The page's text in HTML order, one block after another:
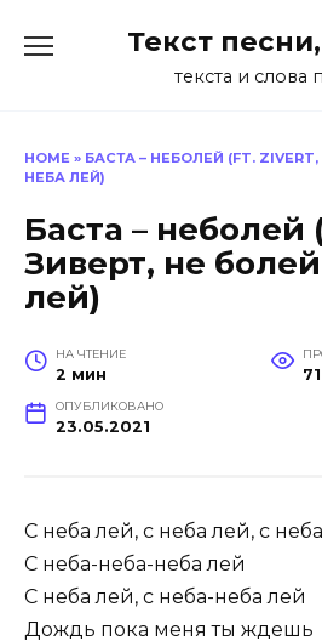
Текст
текста и слова
HOME » БАСТА – НЕБОЛЕЙ (FT.
НЕБА ЛЕЙ)
Баста – неболей
Зиверт, не
лей)
НА ЧТЕНИЕ
2 мин 71
ОПУБЛИКОВАНО
23.05.2021
С неба лей, с неба лей, с
С неба-неба-неба лей
С неба лей, с неба-неба лей
Дождь пока меня ты ждешь